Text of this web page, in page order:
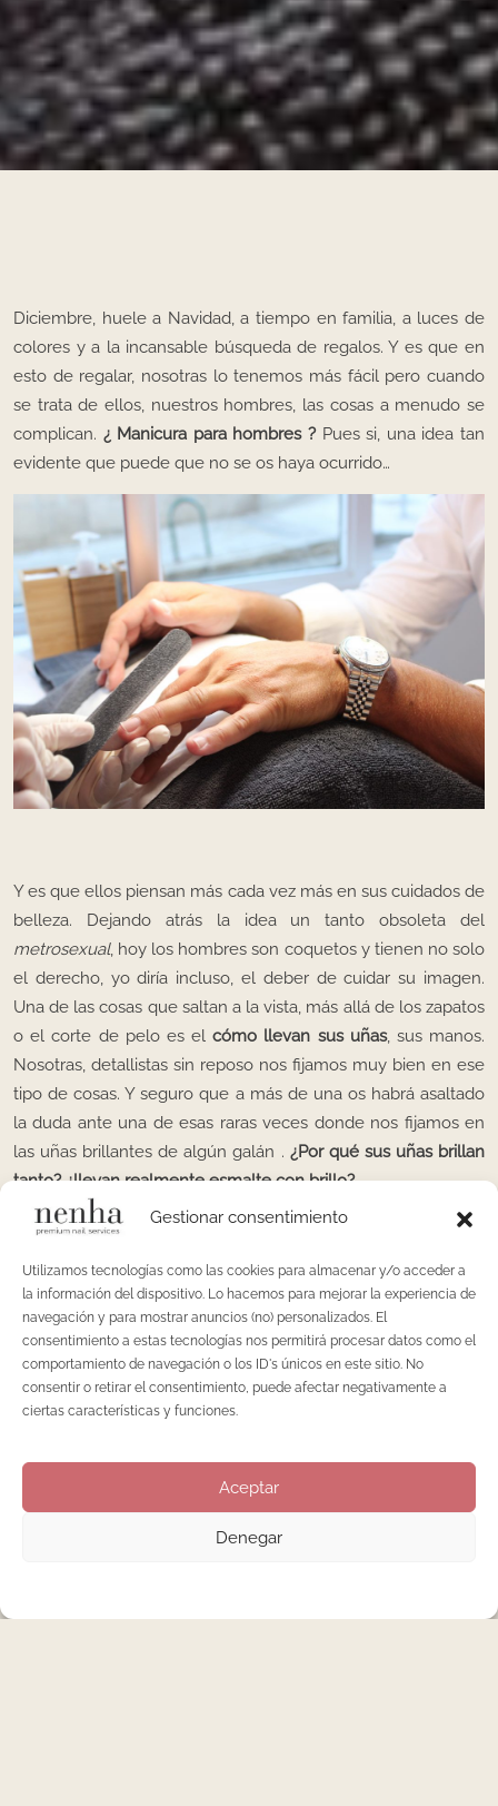
Gestionar consentimiento
Utilizamos tecnologías como las cookies para almacenar y/o acceder a
la información del dispositivo. Lo hacemos para mejorar la experiencia de
navegación y para mostrar anuncios (no) personalizados. El
consentimiento a estas tecnologías nos permitirá procesar datos como el
comportamiento de navegación o los ID's únicos en este sitio. No
consentir o retirar el consentimiento, puede afectar negativamente a
ciertas características y funciones.
Aceptar
Denegar
Diciembre, huele a Navidad, a tiempo en familia, a luces de
colores y a la incansable búsqueda de regalos. Y es que en
esto de regalar, nosotras lo tenemos más fácil pero cuando
se trata de ellos, nuestros hombres, las cosas a menudo se
complican. ¿ Manicura para hombres ?Pues si, una idea tan
evidente que puede que no se os haya ocurrido…
Y es que ellos piensan más cada vez más en sus cuidados de
belleza. Dejando atrás la idea un tanto obsoleta del
metrosexual, hoy los hombres son coquetos y tienen no solo
el derecho, yo diría incluso, el deber de cuidar su imagen.
Una de las cosas que saltan a la vista, más allá de los zapatos
o el corte de pelo es el cómo llevan sus uñas, sus manos.
Nosotras, detallistas sin reposo nos fijamos muy bien en ese
tipo de cosas. Y seguro que a más de una os habrá asaltado
la duda ante una de esas raras veces donde nos fijamos en
las uñas brillantes de algún galán . ¿Por qué sus uñas brillan
tanto? ¿llevan realmente esmalte con brillo?
Hasta ahora, las razones principales que han llevado a los
orden profesional o cultural. Los altos ejecutivos, los que por
razones educacionales han bañado desde muy jóvenes en
este tipo de tratamientos o incluso los que por razones
educacionales o tradición familiar han tenido una madre o
una abuela que le han enseñado desde pequeños el arte de